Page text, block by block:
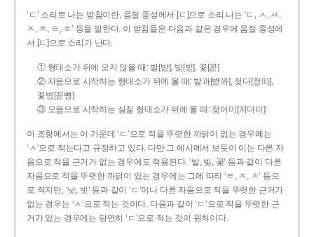
‘ㄷ’ 소리로 나는 받침이란, 음절 종성에서 [ㄷ]으로 소리 나는 ‘ㄷ, ㅅ, ㅆ,
ㅈ, ㅊ, ㅌ, ㅎ’ 등을 말한다. 이 받침들은 다음과 같은 경우에 음절 종성에
서 [ㄷ]으로 소리가 난다.
① 형태소가 뒤에 오지 않을 때: 밭[받], 빚[빋], 꽃[꼳]
② 자음으로 시작하는 형태소가 뒤에 올 때: 밭과[받꽈], 젖다[젇따],
꽃병[꼳뼝]
③ 모음으로 시작하는 실질 형태소가 뒤에 올 때: 젖어미[저더미]
이 조항에서는 이 가운데 ‘ㄷ’으로 적을 뚜렷한 까닭이 없는 경우에는
‘ㅅ’으로 적는다고 규정하고 있다. 다만 그 예시에서 보듯이 이는 다른 자
음으로 적을 근거가 없는 경우에도 적용된다. ‘밭, 빚, 꽃’ 등과 같이 다른
자음으로 적을 뚜렷한 까닭이 있는 경우에는 그에 따라 ‘ㅌ, ㅈ, ㅊ’ 등으
로 적지만, ‘낫, 빗’ 등과 같이 ‘ㄷ’이나 다른 자음으로 적을 뚜렷한 근거가
없는 경우는 ‘ㅅ’으로 적는 것이다. 다음과 같이 ‘ㄷ’으로 적을 뚜렷한 근
거가 있는 경우에는 당연히 ‘ㄷ’으로 적는 것이 원칙이다.